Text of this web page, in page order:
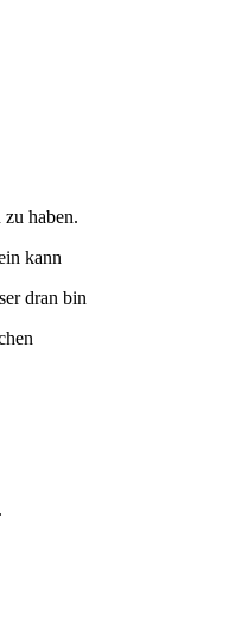
haben.
kann
dran bin